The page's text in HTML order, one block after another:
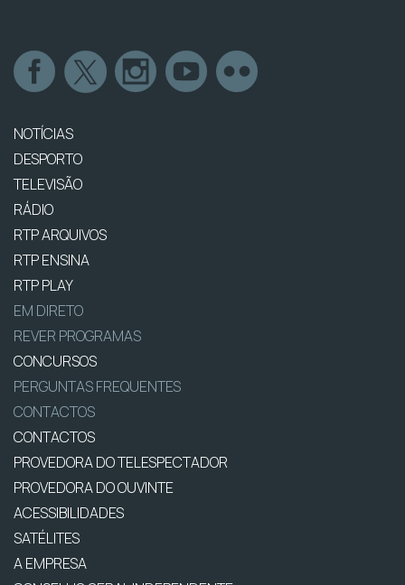
NOTÍCIAS
DESPORTO
TELEVISÃO
RÁDIO
RTP ARQUIVOS
RTP ENSINA
RTP PLAY
EM DIRETO
REVER PROGRAMAS
CONCURSOS
PERGUNTAS FREQUENTES
CONTACTOS
CONTACTOS
PROVEDORA DO TELESPECTADOR
PROVEDORA DO OUVINTE
ACESSIBILIDADES
SATÉLITES
A EMPRESA